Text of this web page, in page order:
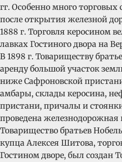
гг. Особенно много торговых
после открытия железной
1888 г. Торговля керосином
лавках Гостиного двора на
В 1898 г. Товариществу
аренду большой участок
ниже Сафроновской
амбары, склады керосина,
пристани, причалы и
проведена железнодорожная
Товарищество братьев
купца Алексея Шитова,
Гостином дворе, был создан